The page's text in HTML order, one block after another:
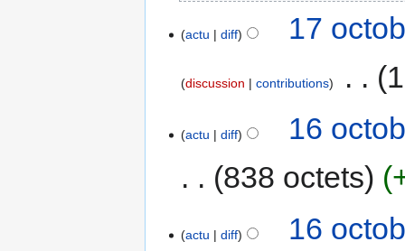
actu diff 17
discussion contributions
actu diff
16
838 octets
actu diff
16